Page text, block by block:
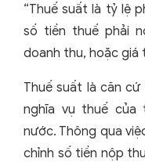
“Thuế suất là tỷ lệ
số tiền thuế phải
doanh thu, hoặc giá
Thuế suất là căn
nghĩa vụ thuế của
nước. Thông qua
chỉnh số tiền nộp